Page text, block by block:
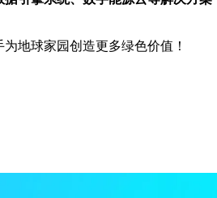
地球家园创造更多绿色价值！